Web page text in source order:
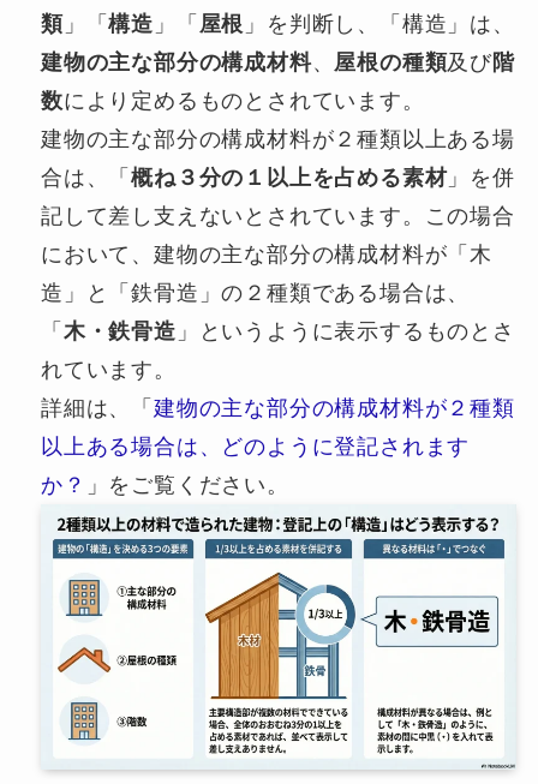
類 」「構造 」「 屋根 」を判断し、「構造」は、
建物の主な部分の構成材料、 屋根の種類及び階
数により定めるものとされています。
建物の主な部分の構成材料が２種類以上ある場
合は、「概ね３分の１以上を占める素材」を併
記して差し支えないとされています。この場合
において、建物の主な部分の構成材料が「木
造」と「鉄骨造」の２種類である場合は、
「 木・鉄骨造 」というように表示するものとさ
れています。
詳細は、「 建物の主な部分の構成材料が２種類
以上ある場合は、どのように登記されます
か？ 」をご覧ください。